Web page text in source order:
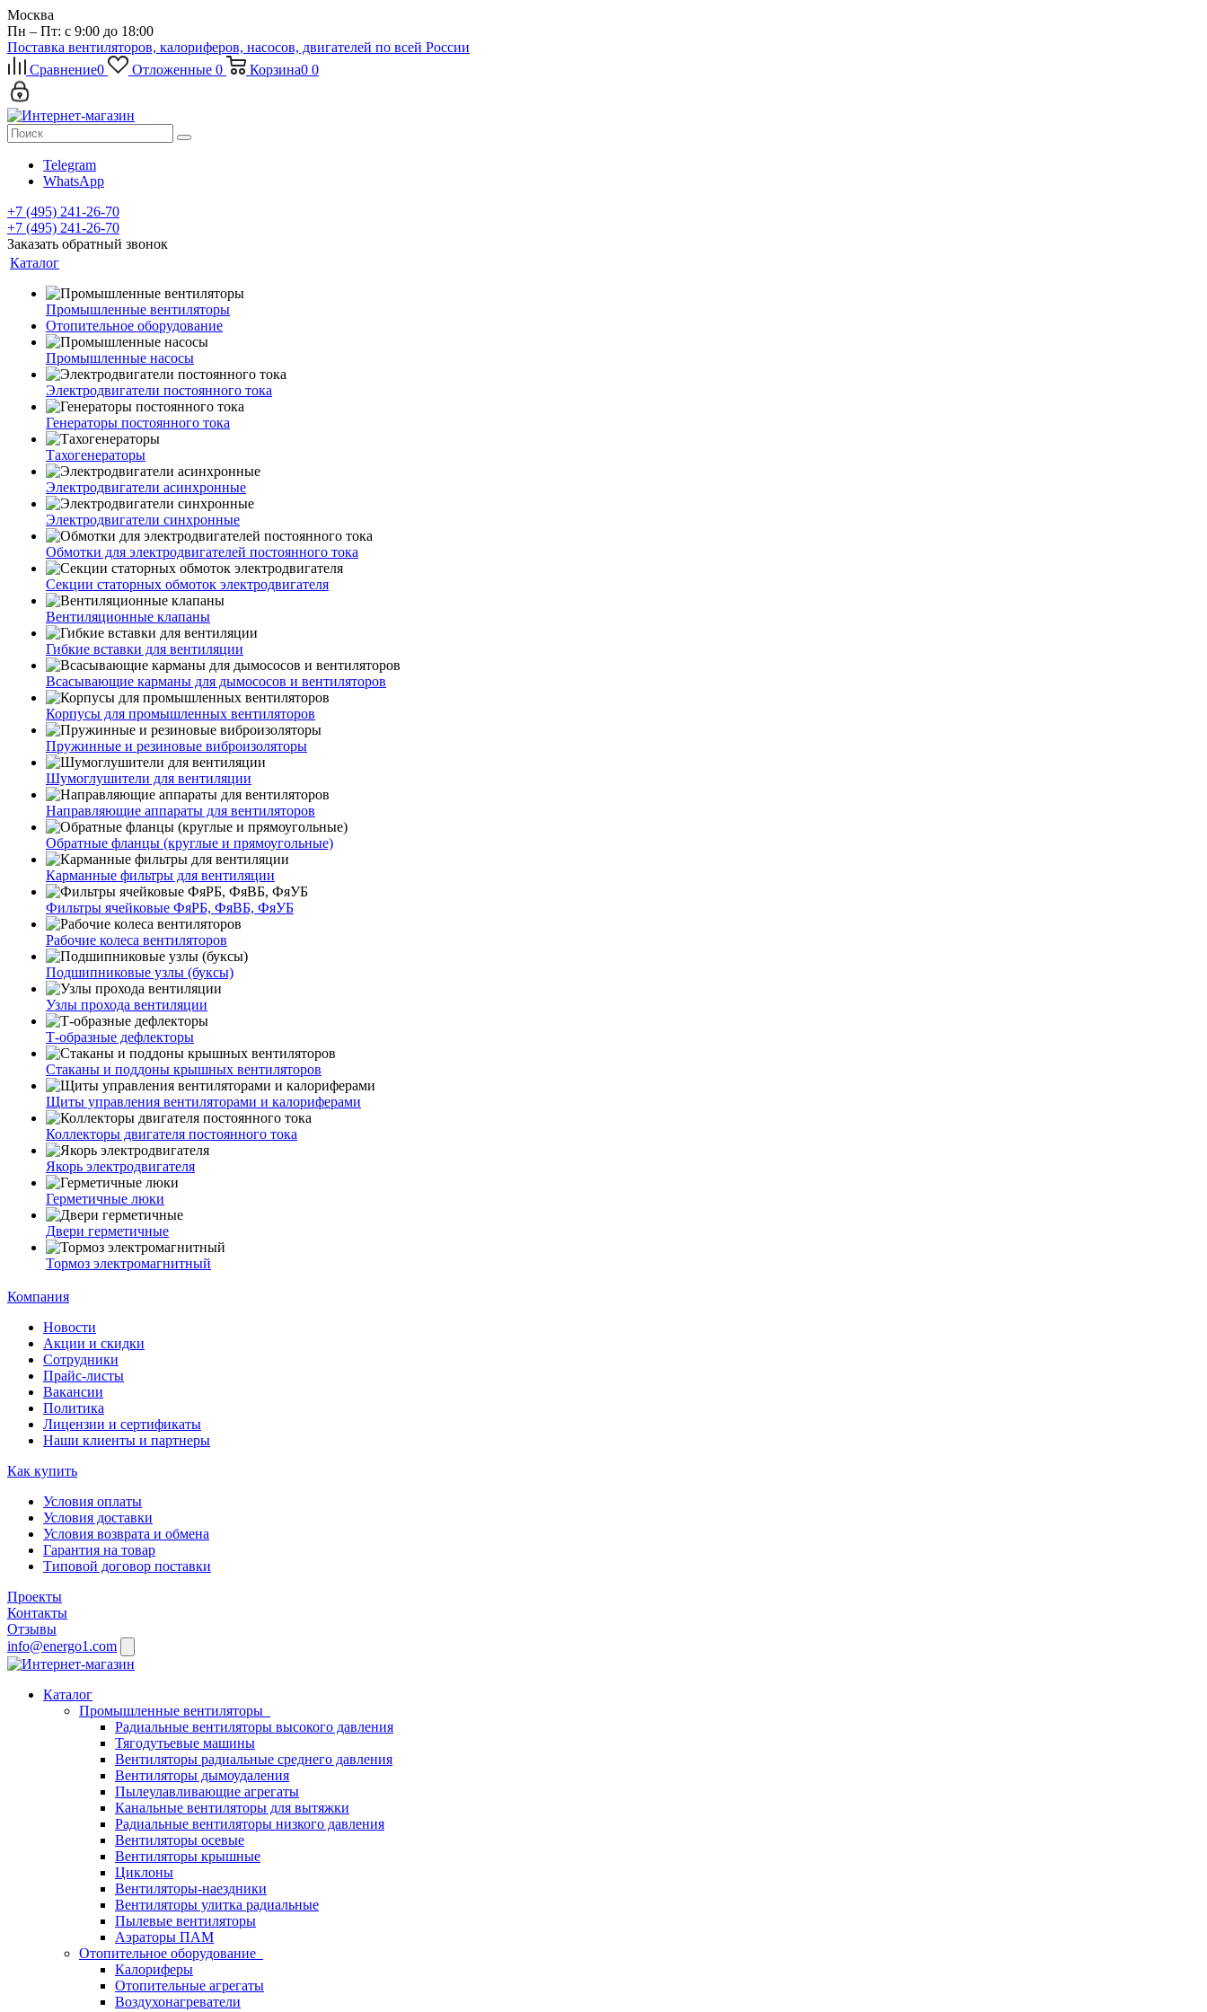
Москва
Пн – Пт: с 9:00 до 18:00
Поставка вентиляторов, калориферов, насосов, двигателей по всей России
Сравнение0 Отложенные 0 Корзина0 0
Telegram
WhatsApp
+7 (495) 241-26-70
+7 (495) 241-26-70
Заказать обратный звонок
Каталог
Промышленные вентиляторы
Отопительное оборудование
Промышленные насосы
Электродвигатели постоянного тока
Генераторы постоянного тока
Тахогенераторы
Электродвигатели асинхронные
Электродвигатели синхронные
Обмотки для электродвигателей постоянного тока
Секции статорных обмоток электродвигателя
Вентиляционные клапаны
Гибкие вставки для вентиляции
Всасывающие карманы для дымососов и вентиляторов
Корпусы для промышленных вентиляторов
Пружинные и резиновые виброизоляторы
Шумоглушители для вентиляции
Направляющие аппараты для вентиляторов
Обратные фланцы (круглые и прямоугольные)
Карманные фильтры для вентиляции
Фильтры ячейковые ФяРБ, ФяВБ, ФяУБ
Рабочие колеса вентиляторов
Подшипниковые узлы (буксы)
Узлы прохода вентиляции
Т-образные дефлекторы
Стаканы и поддоны крышных вентиляторов
Щиты управления вентиляторами и калориферами
Коллекторы двигателя постоянного тока
Якорь электродвигателя
Герметичные люки
Двери герметичные
Тормоз электромагнитный
Компания
Новости
Акции и скидки
Сотрудники
Прайс-листы
Вакансии
Политика
Лицензии и сертификаты
Наши клиенты и партнеры
Как купить
Условия оплаты
Условия доставки
Условия возврата и обмена
Гарантия на товар
Типовой договор поставки
Проекты
Контакты
Отзывы
info@energo1.com
Каталог
Промышленные вентиляторы
Радиальные вентиляторы высокого давления
Тягодутьевые машины
Вентиляторы радиальные среднего давления
Вентиляторы дымоудаления
Пылеулавливающие агрегаты
Канальные вентиляторы для вытяжки
Радиальные вентиляторы низкого давления
Вентиляторы осевые
Вентиляторы крышные
Циклоны
Вентиляторы-наездники
Вентиляторы улитка радиальные
Пылевые вентиляторы
Аэраторы ПАМ
Отопительное оборудование
Калориферы
Отопительные агрегаты
Воздухонагреватели